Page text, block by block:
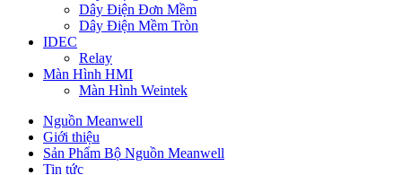
Dây Điện Đơn Mềm
Dây Điện Mềm Tròn
IDEC
Relay
Màn Hình HMI
Màn Hình Weintek
Nguồn Meanwell
Giới thiệu
Sản Phẩm Bộ Nguồn Meanwell
Tin tức